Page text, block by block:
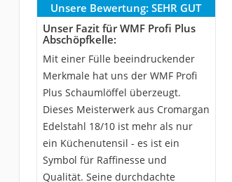
Unsere Bewertung: SEHR GUT
Unser Fazit für WMF Profi Plus
Abschöpfkelle:
Mit einer Fülle beeindruckender
Merkmale hat uns der WMF Profi
Plus Schaumlöffel überzeugt.
Dieses Meisterwerk aus Cromargan
Edelstahl 18/10 ist mehr als nur
ein Küchenutensil - es ist ein
Symbol für Raffinesse und
Qualität. Seine durchdachte